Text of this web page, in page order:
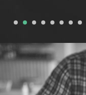
1 2 3 4 5 6 7 8